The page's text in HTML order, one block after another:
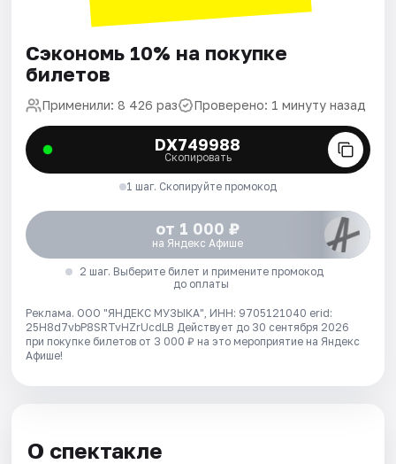
Сэкономь 10% на покупке
билетов
Применили: 8 426 раз Проверено: 1 минуту назад
DX749988
Скопировать
1 шаг. Скопируйте промокод
от 1 000 ₽
на Яндекс Афише
2 шаг. Выберите билет и примените промокод
до оплаты
Реклама. ООО "ЯНДЕКС МУЗЫКА", ИНН: 9705121040 erid:
25H8d7vbP8SRTvHZrUcdLB Действует до 30 сентября 2026
при покупке билетов от 3 000 ₽ на это мероприятие на Яндекс
Афише!
О спектакле